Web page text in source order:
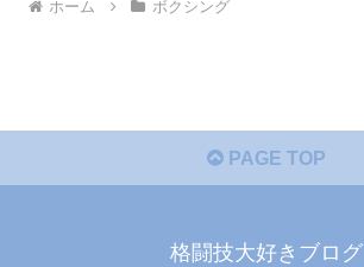
ホーム ボクシング
PAGE TOP
格闘技大好きブログ